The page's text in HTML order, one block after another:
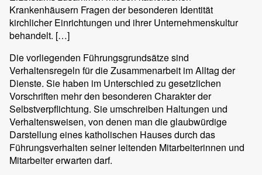
Krankenhäusern Fragen der besonderen Identität
kirchlicher Einrichtungen und ihrer Unternehmenskultur
behandelt. […]
Die vorliegenden Führungsgrundsätze sind
Verhaltensregeln für die Zusammenarbeit im Alltag der
Dienste. Sie haben im Unterschied zu gesetzlichen
Vorschriften mehr den besonderen Charakter der
Selbstverpflichtung. Sie umschreiben Haltungen und
Verhaltensweisen, von denen man die glaubwürdige
Darstellung eines katholischen Hauses durch das
Führungsverhalten seiner leitenden Mitarbeiterinnen und
Mitarbeiter erwarten darf.